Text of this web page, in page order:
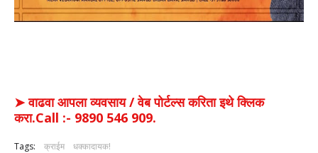
➤ वाढवा आपला व्यवसाय / वेब पोर्टल्स करिता इथे क्लिक
करा.Call :- 9890 546 909.
Tags: क्राईम धक्कादायक!